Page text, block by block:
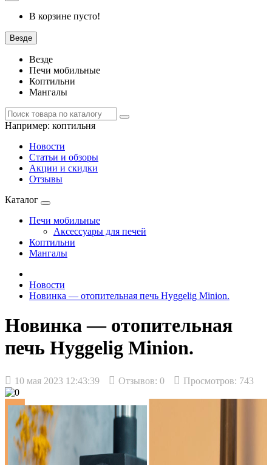
В корзине пусто!
Везде
Везде
Печи мобильные
Коптильни
Мангалы
Например: коптильня
Новости
Статьи и обзоры
Акции и скидки
Отзывы
Каталог
Печи мобильные
Аксессуары для печей
Коптильни
Мангалы
Новости
Новинка — отопительная печь Hyggelig Minion.
Новинка — отопительная
печь Hyggelig Minion.
10 мая 2023 12:43:39 Отзывов: 0 Просмотров: 743